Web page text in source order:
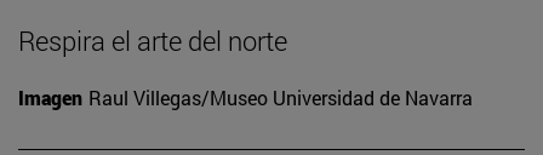
Respira el arte del norte
Imagen Raul Villegas/Museo Universidad de Navarra